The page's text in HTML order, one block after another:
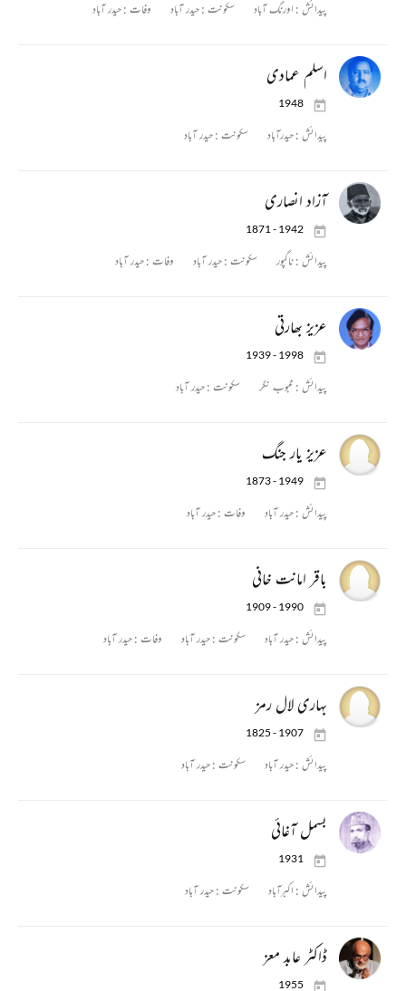
پیدائش : اورنگ آباد سکونت :حیدر آباد وفات :حیدر آباد
اسلم عمادی
1948
پیدائش :حیدرآباد سکونت :حیدر آباد
آزاد انصاری
1871 - 1942
پیدائش :ناگپور سکونت :حیدر آباد وفات :حیدر آباد
عزیز بھارتی
1939 - 1998
پیدائش : محبوب نگر سکونت :حیدر آباد
عزیز یار جنگ
1873 - 1949
پیدائش :حیدر آباد وفات :حیدر آباد
باقر امانت خانی
1909 - 1990
پیدائش :حیدر آباد سکونت :حیدر آباد وفات :حیدر آباد
بہاری لال رمز
1825 - 1907
پیدائش :حیدر آباد سکونت :حیدر آباد
بسمل آغائی
1931
پیدائش : اکبرآباد سکونت :حیدر آباد
ڈاکٹر عابد معز
1955